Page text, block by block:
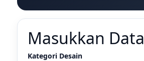
Masukkan Data
Kategori Desain